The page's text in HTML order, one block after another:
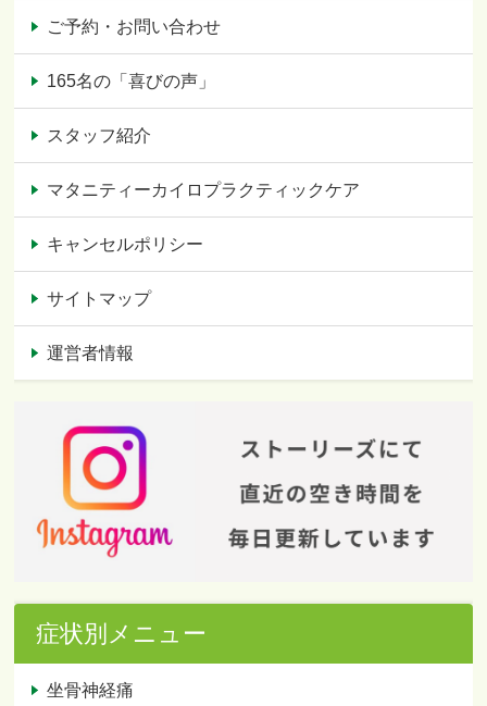
ご予約・お問い合わせ
165名の「喜びの声」
スタッフ紹介
マタニティーカイロプラクティックケア
キャンセルポリシー
サイトマップ
運営者情報
症状別メニュー
坐骨神経痛